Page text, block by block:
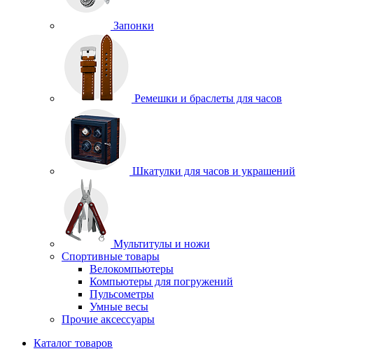
Запонки
Ремешки и браслеты для часов
Шкатулки для часов и украшений
Мультитулы и ножи
Спортивные товары
Велокомпьютеры
Компьютеры для погружений
Пульсометры
Умные весы
Прочие аксессуары
Каталог товаров